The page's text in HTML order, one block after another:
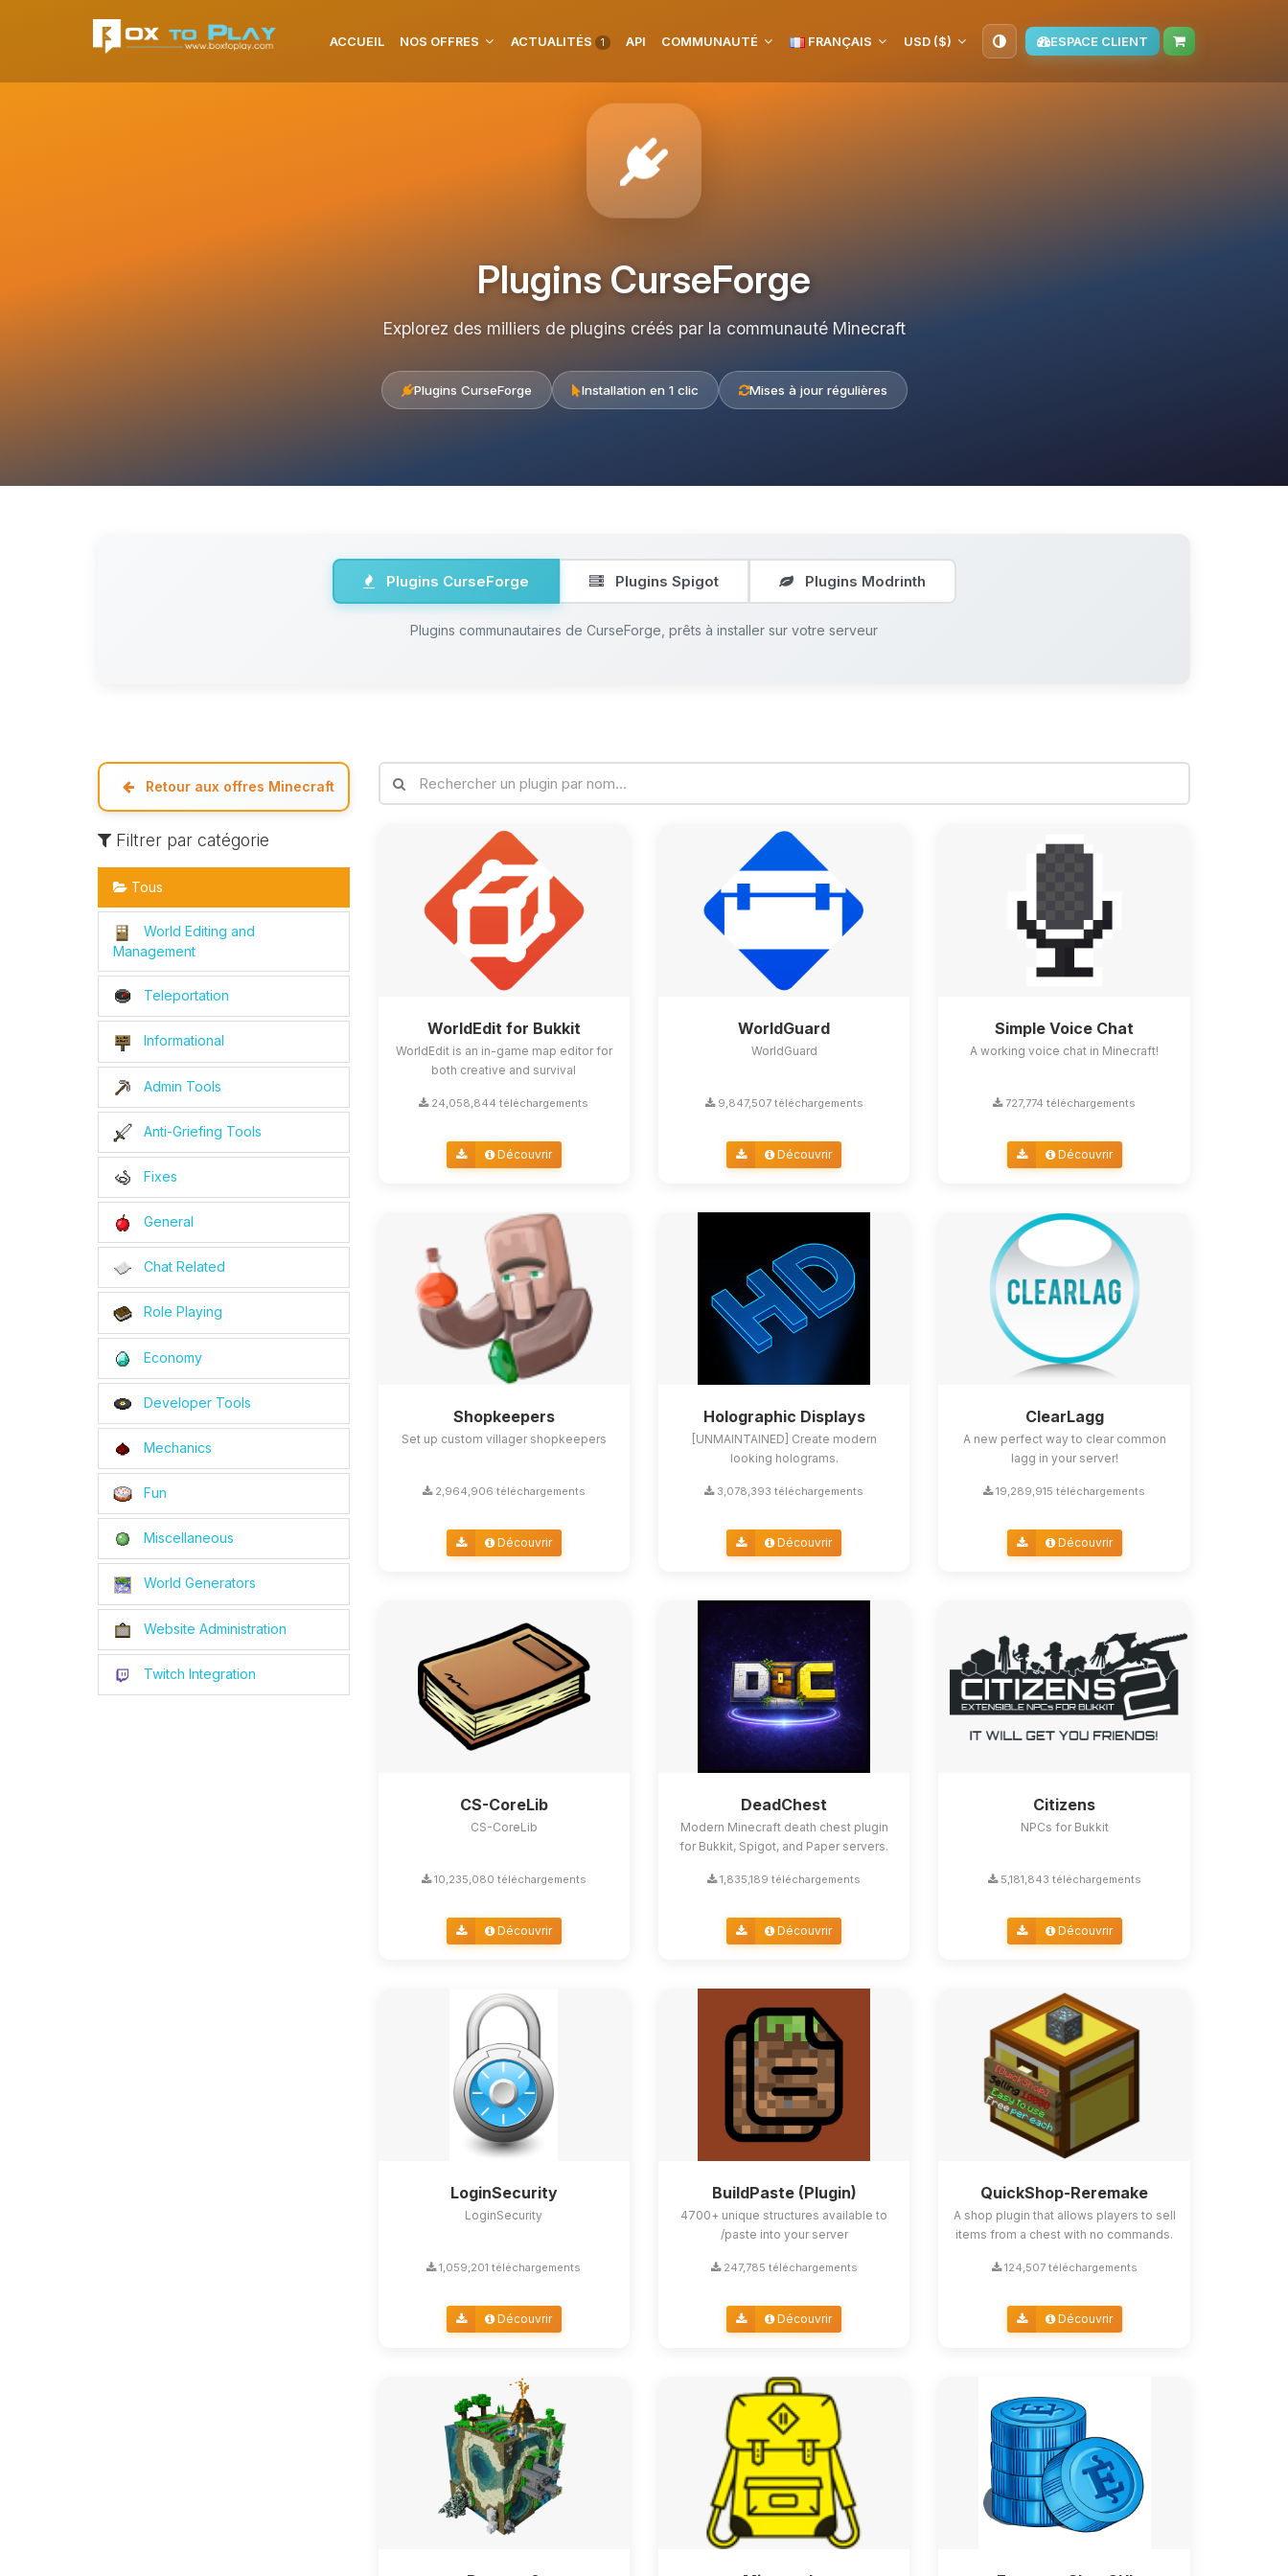
ACCUEIL NOS OFFRES ACTUALITÉS 1 API COMMUNAUTÉ FRANÇAIS USD ($) ESPACE CLIENT
Plugins CurseForge
Explorez des milliers de plugins créés par la communauté Minecraft
Plugins CurseForge Installation en 1 clic Mises à jour régulières
Plugins CurseForge Plugins Spigot Plugins Modrinth
Plugins communautaires de CurseForge, prêts à installer sur votre serveur
Retour aux offres Minecraft
Filtrer par catégorie
Tous
World Editing and
Management
Teleportation
Informational
Admin Tools
Anti-Griefing Tools
Fixes
General
Chat Related
Role Playing
Economy
Developer Tools
Mechanics
Fun
Miscellaneous
World Generators
Website Administration
Twitch Integration
WorldEdit for Bukkit
WorldEdit is an in-game map editor for
both creative and survival
24,058,844 téléchargements
Découvrir
WorldGuard
WorldGuard
9,847,507 téléchargements
Découvrir
Simple Voice Chat
A working voice chat in Minecraft!
727,774 téléchargements
Découvrir
Shopkeepers
Set up custom villager shopkeepers
2,964,906 téléchargements
Découvrir
Holographic Displays
[UNMAINTAINED] Create modern
looking holograms.
3,078,393 téléchargements
Découvrir
ClearLagg
A new perfect way to clear common
lagg in your server!
19,289,915 téléchargements
Découvrir
CS-CoreLib
CS-CoreLib
10,235,080 téléchargements
Découvrir
DeadChest
Modern Minecraft death chest plugin
for Bukkit, Spigot, and Paper servers.
1,835,189 téléchargements
Découvrir
Citizens
NPCs for Bukkit
5,181,843 téléchargements
Découvrir
LoginSecurity
LoginSecurity
1,059,201 téléchargements
Découvrir
BuildPaste (Plugin)
4700+ unique structures available to
/paste into your server
247,785 téléchargements
Découvrir
QuickShop-Reremake
A shop plugin that allows players to sell
items from a chest with no commands.
124,507 téléchargements
Découvrir